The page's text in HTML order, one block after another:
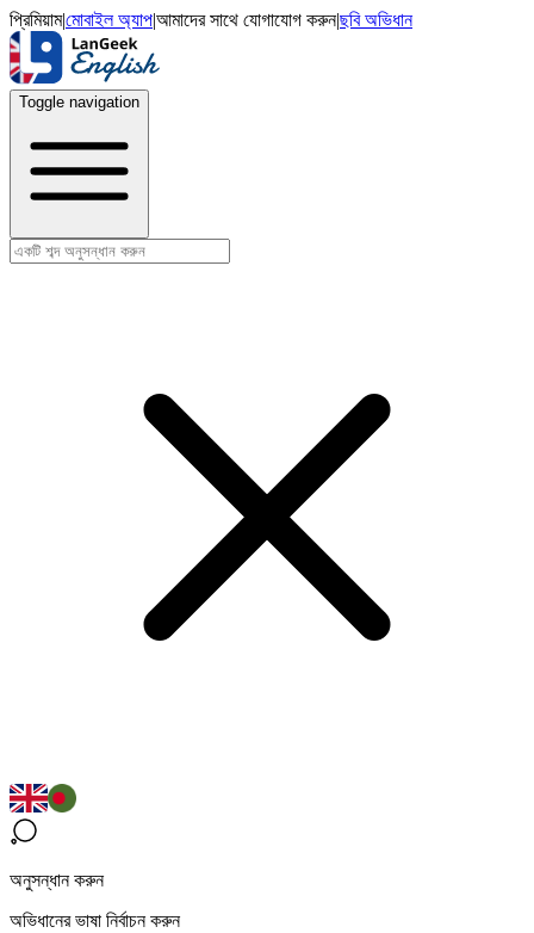
প্রিমিয়াম|মোবাইল অ্যাপ|আমাদের সাথে যোগাযোগ করুন|ছবি অভিধান
Toggle navigation
অনুসন্ধান করুন
অভিধানের ভাষা নির্বাচন করুন